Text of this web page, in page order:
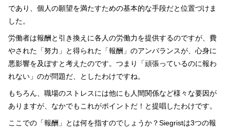
であり、個人の願望を満たすための基本的な手段だと位置づけま
した。
労働者は報酬と引き換えに各人の労働力を提供するのですが、費
やされた「努力」と得られた「報酬」のアンバランスが、心身に
悪影響を及ぼすと考えたのです。つまり「頑張っているのに報わ
れない」のが問題だ、としたわけですね。
もちろん、職場のストレスには他にも人間関係など様々な要因が
ありますが、なかでもこれがポイントだ！と提唱したわけです。
ここでの「報酬」とは何を指すのでしょうか？Siegristは3つの報